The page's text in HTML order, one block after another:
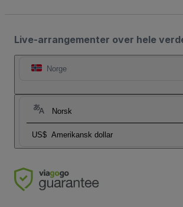
Live-arrangementer over hele
Norge
Norsk
US$ Amerikansk dollar